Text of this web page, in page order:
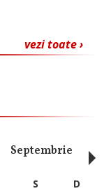
vezi toate ›
Septembrie
S
D